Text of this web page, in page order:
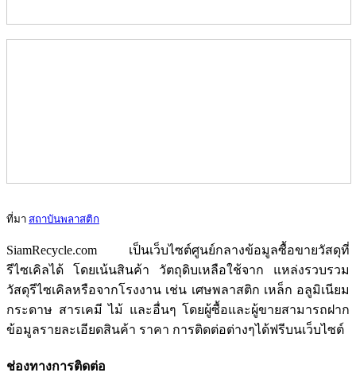
ที่มา สถาบันพลาสติก
SiamRecycle.com เป็นเว็บไซต์ศูนย์กลางข้อมูลซื้อขายวัสดุที่
รีไซเคิลได้ โดยเน้นสินค้า วัตถุดิบเหลือใช้จาก แหล่งรวบรวม
วัสดุรีไซเคิลหรือจากโรงงาน เช่น เศษพลาสติก เหล็ก อลูมิเนียม
กระดาษ สารเคมี ไม้ และอื่นๆ โดยผู้ซื้อและผู้ขายสามารถฝาก
ข้อมูลรายละเอียดสินค้า ราคา การติดต่อต่างๆได้ฟรีบนเว็บไซต์
ช่องทางการติดต่อ